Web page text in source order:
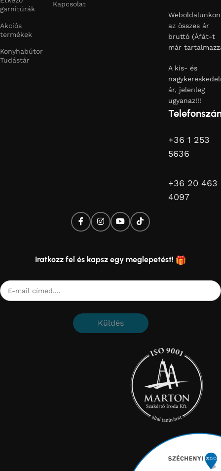
garnitúrák
Akciós
termékek
Konyhabútor
Tudástár
Kapcsolat
Weboldalunkon
az összes ár
bruttó (Áfát-t
már
A kis- és
ár, jelenleg
ugyanaz!!!
+36 1 253
5636
+36 20 463
4097
Iratkozz fel és kapsz egy meglepetést!
Küldés